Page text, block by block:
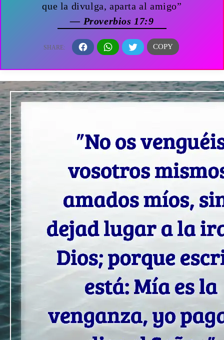
que la divulga, aparta al amigo”
— Proverbios 17:9